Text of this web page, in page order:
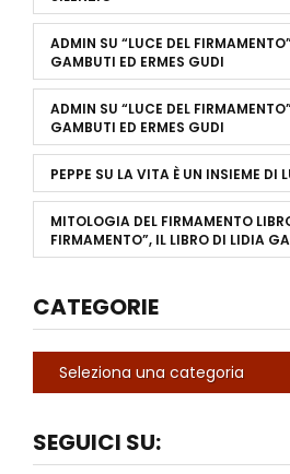
ADMIN SU “LUCE DEL
GAMBUTI ED ERMES GUDI
ADMIN SU “LUCE DEL
GAMBUTI ED ERMES GUDI
PEPPE SU LA VITA È UN INSIEME DI
MITOLOGIA DEL FIRMAMENTO
FIRMAMENTO”, IL LIBRO DI LIDIA
CATEGORIE
SEGUICI SU: